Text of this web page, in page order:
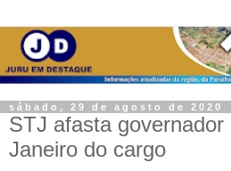
sábado, 29 de agosto de 2020
STJ afasta governador
Janeiro do cargo